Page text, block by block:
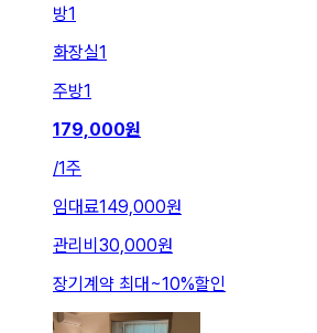
방1
화장실1
주방1
179,000원
/1주
임대료149,000원
관리비 30,000원
장기계약 최대 ~10%할인